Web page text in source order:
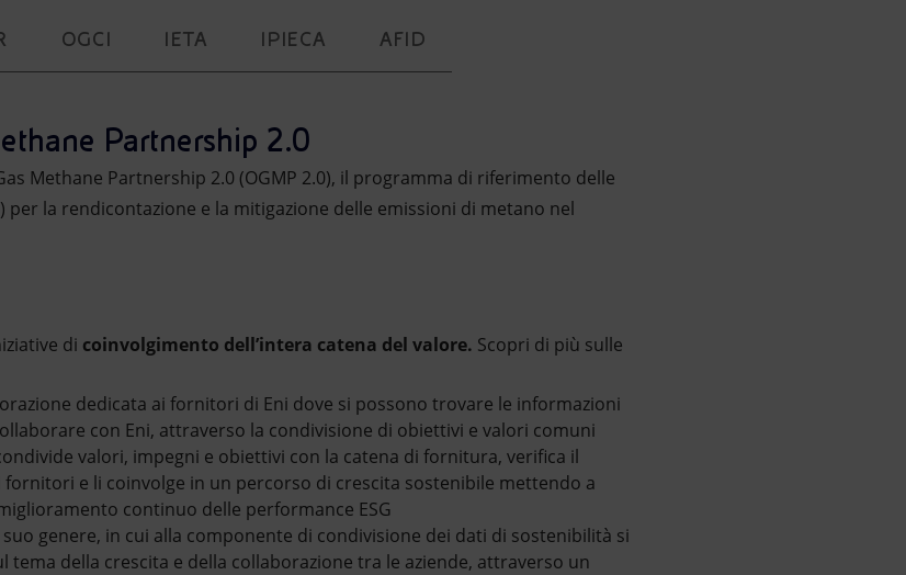
OGCI IETA IPIECA AFID
Partnership 2.0
Methane Partnership 2.0 (OGMP 2.0), il programma di riferimento delle
per la rendicontazione e la mitigazione delle emissioni di metano nel
di coinvolgimento dell’intera catena del valore. Scopri di più sulle
dedicata ai fornitori di Eni dove si possono trovare le informazioni
con Eni, attraverso la condivisione di obiettivi e valori comuni
valori, impegni e obiettivi con la catena di fornitura, verifica il
e li coinvolge in un percorso di crescita sostenibile mettendo a
continuo delle performance ESG
genere, in cui alla componente di condivisione dei dati di sostenibilità si
tema della crescita e della collaborazione tra le aziende, attraverso un